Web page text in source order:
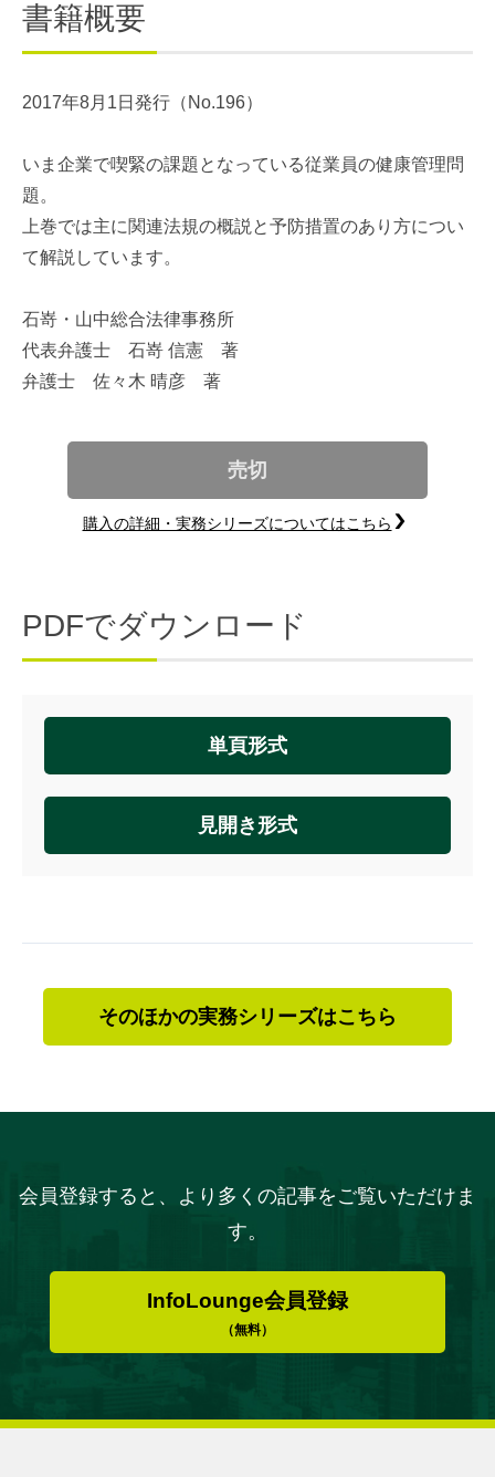
書籍概要
2017年8月1日発行（No.196）
いま企業で喫緊の課題となっている従業員の健康管理問
題。
上巻では主に関連法規の概説と予防措置のあり方につい
て解説しています。
石嵜・山中総合法律事務所
代表弁護士 石嵜 信憲 著
弁護士 佐々木 晴彦 著
売切
購入の詳細・実務シリーズについてはこちら
PDFでダウンロード
単頁形式
見開き形式
そのほかの実務シリーズはこちら
会員登録すると、より多くの記事をご覧いただけま
す。
InfoLounge会員登録
（無料）